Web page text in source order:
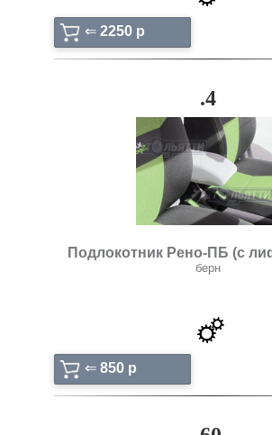
⇐ 2250 p
.4
Подлокотник Рено-ПБ (с
берн
⇐ 850 p